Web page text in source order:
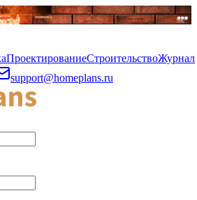
ПроектированиеСтроительствоЖурнал
support@homeplans.ru